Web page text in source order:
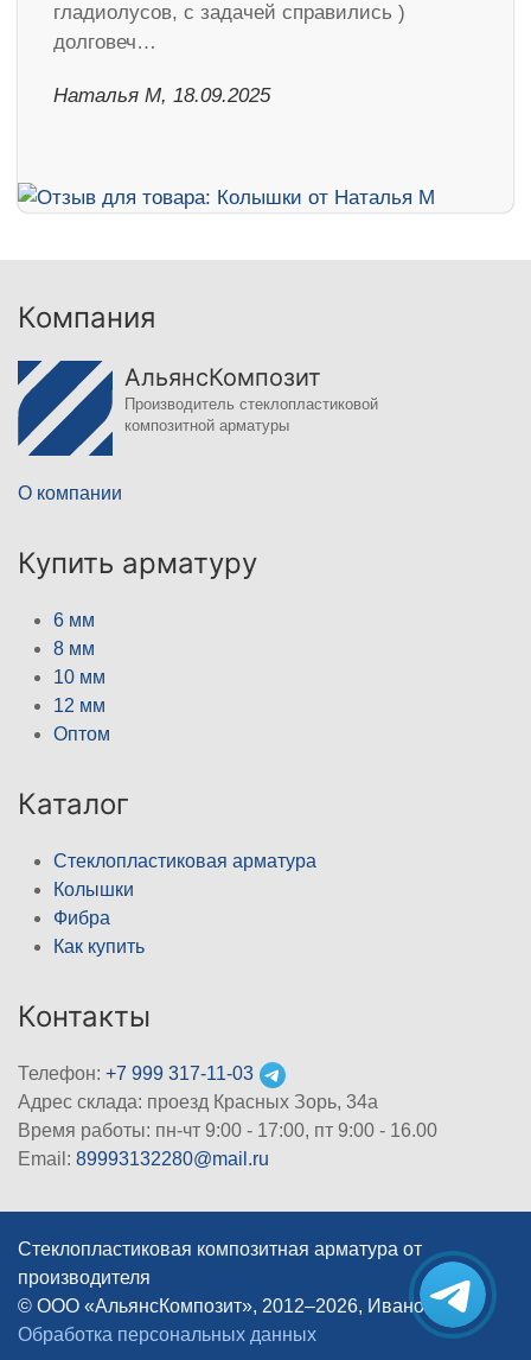
гладиолусов, с задачей справились )
долговеч…
Наталья М, 18.09.2025
Компания
АльянсКомпозит
Производитель стеклопластиковой
композитной арматуры
О компании
Купить арматуру
6 мм
8 мм
10 мм
12 мм
Оптом
Каталог
Стеклопластиковая арматура
Колышки
Фибра
Как купить
Контакты
Телефон: +7 999 317-11-03
Адрес склада: проезд Красных Зорь, 34а
Время работы: пн-чт 9:00 - 17:00, пт 9:00 - 16.00
Email: 89993132280@mail.ru
Стеклопластиковая композитная арматура от
производителя
© ООО «АльянсКомпозит», 2012–2026, Иваново
|
Обработка персональных данных